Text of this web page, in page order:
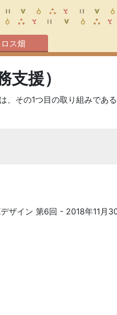
ス畑
援）
、その1つ目の取り組みであ
ザイン 第6回 - 2018年11月